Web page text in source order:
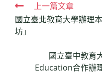
Read
more
articles
上一篇文章
國立臺北教育大學辦理
坊」
國立臺中教育
Education合作辦